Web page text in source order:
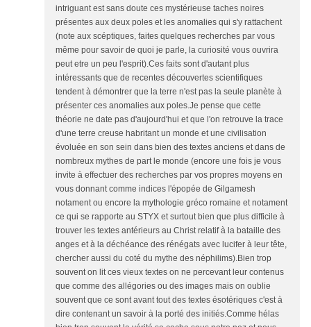
intriguant est sans doute ces mystérieuse taches noires
présentes aux deux poles et les anomalies qui s'y rattachent
(note aux scéptiques, faites quelques recherches par vous
même pour savoir de quoi je parle, la curiosité vous ouvrira
peut etre un peu l'esprit).Ces faits sont d'autant plus
intéressants que de recentes découvertes scientifiques
tendent à démontrer que la terre n'est pas la seule planète à
présenter ces anomalies aux poles.Je pense que cette
théorie ne date pas d'aujourd'hui et que l'on retrouve la trace
d'une terre creuse habritant un monde et une civilisation
évoluée en son sein dans bien des textes anciens et dans de
nombreux mythes de part le monde (encore une fois je vous
invite à effectuer des recherches par vos propres moyens en
vous donnant comme indices l'épopée de Gilgamesh
notament ou encore la mythologie gréco romaine et notament
ce qui se rapporte au STYX et surtout bien que plus difficile à
trouver les textes antérieurs au Christ relatif à la bataille des
anges et à la déchéance des rénégats avec lucifer à leur tête,
chercher aussi du coté du mythe des néphilims).Bien trop
souvent on lit ces vieux textes on ne percevant leur contenus
que comme des allégories ou des images mais on oublie
souvent que ce sont avant tout des textes ésotériques c'est à
dire contenant un savoir à la porté des initiés.Comme hélas